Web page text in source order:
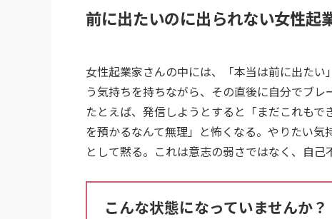
前に出たいのに出られない女性起
女性起業家さんの中には、「本当は前に出た
う気持ちを持ちながら、その直後に自分でブレ
たとえば、発信しようとすると「まだこれも
を預かるなんて無理」と怖くなる。やりたい
として黙る。これは意志の弱さではなく、自己
こんな状態になっていませんか？